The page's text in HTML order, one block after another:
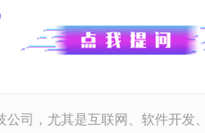
司，尤其是互联网、软件开发